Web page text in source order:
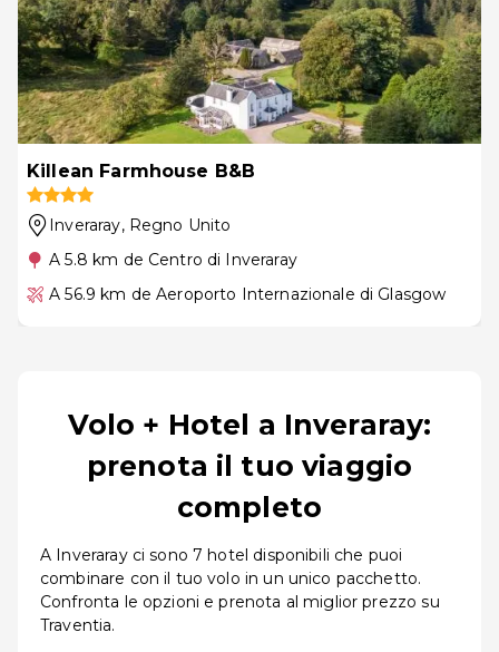
Killean Farmhouse B&B
Inveraray, Regno Unito
A 5.8 km de Centro di Inveraray
A 56.9 km de Aeroporto Internazionale di Glasgow
Volo + Hotel a Inveraray:
prenota il tuo viaggio
completo
A Inveraray ci sono 7 hotel disponibili che puoi
combinare con il tuo volo in un unico pacchetto.
Confronta le opzioni e prenota al miglior prezzo su
Traventia.